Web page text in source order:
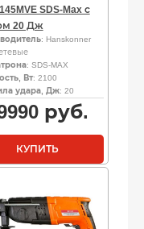
SDS-Max с
20 Дж
: Hanskonner
: SDS-MAX
Вт: 2100
удара, Дж: 20
руб.
КУПИТЬ